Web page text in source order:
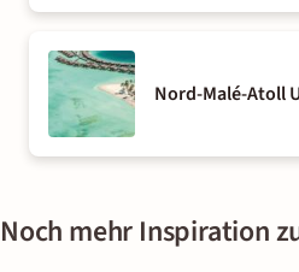
Nord-Malé-Atoll
Noch mehr Inspiration